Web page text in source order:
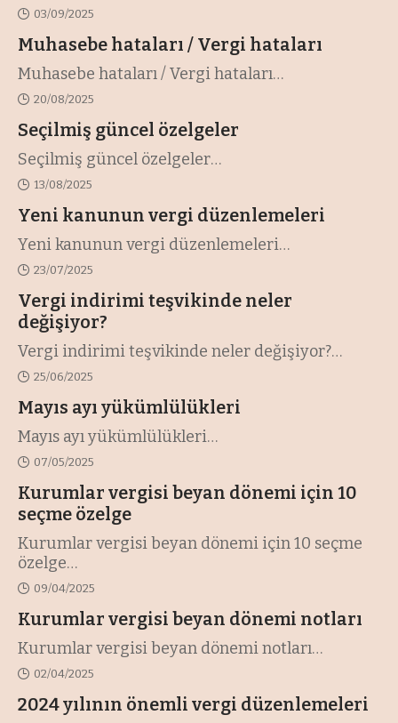
03/09/2025
Muhasebe hataları / Vergi hataları
Muhasebe hataları / Vergi hataları…
20/08/2025
Seçilmiş güncel özelgeler
Seçilmiş güncel özelgeler…
13/08/2025
Yeni kanunun vergi düzenlemeleri
Yeni kanunun vergi düzenlemeleri…
23/07/2025
Vergi indirimi teşvikinde neler
değişiyor?
Vergi indirimi teşvikinde neler değişiyor?…
25/06/2025
Mayıs ayı yükümlülükleri
Mayıs ayı yükümlülükleri…
07/05/2025
Kurumlar vergisi beyan dönemi için 10
seçme özelge
Kurumlar vergisi beyan dönemi için 10 seçme
özelge…
09/04/2025
Kurumlar vergisi beyan dönemi notları
Kurumlar vergisi beyan dönemi notları…
02/04/2025
2024 yılının önemli vergi düzenlemeleri